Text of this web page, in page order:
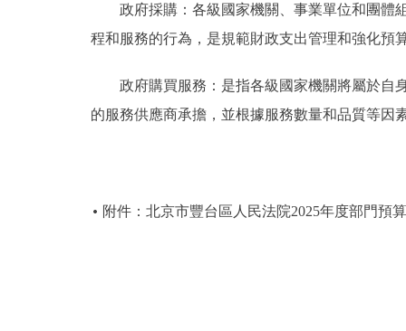
政府採購：各級國家機關、事業單位和團體組
程和服務的行為，是規範財政支出管理和強化預
政府購買服務：是指各級國家機關將屬於自身
的服務供應商承擔，並根據服務數量和品質等因
附件：北京市豐台區人民法院2025年度部門預